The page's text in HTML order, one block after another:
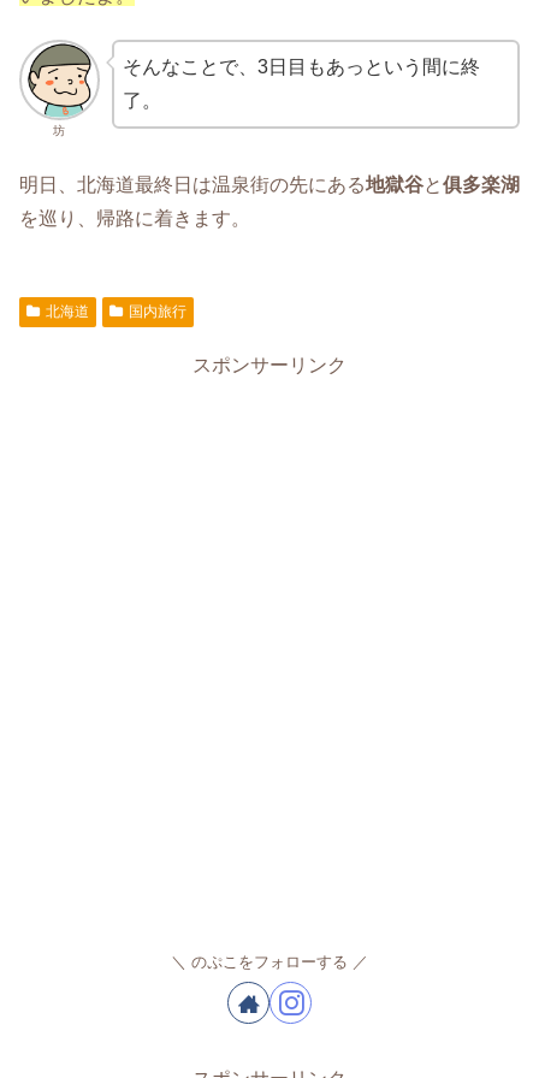
坊
そんなことで、3日目もあっという間に終
了。
明日、北海道最終日は温泉街の先にある地獄谷と俱多楽湖
を巡り、帰路に着きます。
北海道 国内旅行
スポンサーリンク
のぷこをフォローする